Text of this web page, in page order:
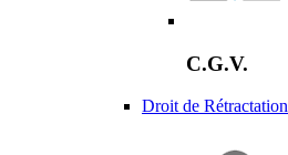
C.G.V.
Droit de Rétractation